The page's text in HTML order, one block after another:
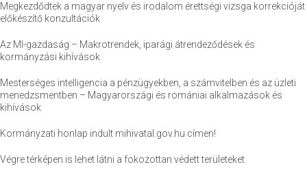
Megkezdődtek a magyar nyelv és irodalom érettségi vizsga korrekcióját
előkészítő konzultációk
Az MI-gazdaság – Makrotrendek, iparági átrendeződések és
kormányzási kihívások
Mesterséges intelligencia a pénzügyekben, a számvitelben és az üzleti
menedzsmentben – Magyarországi és romániai alkalmazások és
kihívások
Kormányzati honlap indult mihivatal.gov.hu címen!
Végre térképen is lehet látni a fokozottan védett területeket